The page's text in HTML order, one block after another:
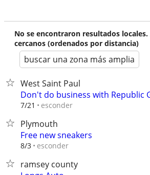
No se encontraron resultados
cercanos (ordenados por distancia)
buscar una zona más amplia
West Saint Paul
Don't do business with Republic
7/21 esconder
Plymouth
Free new sneakers
8/3 esconder
ramsey county